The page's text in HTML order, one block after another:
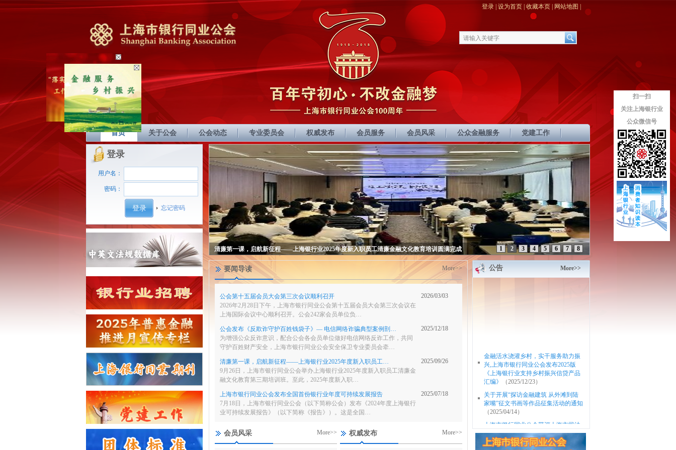
扫一扫
关注上海银行业
公众微信号
登录 设为首页 收藏本页 网站地图
首页 关于公会 公会动态 专业委员会 权威发布 会员服务 会员风采 公众金融服务 党建工作
登录
用户名：
密码：
忘记密码
清廉第一课，启航新征程——上海银行业2025年度新入职员工清廉金融文化教育培训圆满完成 1 2 3 4 5 6 7 8
要闻导读 More>>
公会第十五届会员大会第三次会议顺利召开
2026年2月28日下午，上海市银行同业公会第十五届会员大会第三次会议在
上海国际会议中心顺利召开。公会242家会员单位负…
2026/03/03
公会发布《反欺诈守护百姓钱袋子》— 电信网络诈骗典型案例剖…
为增强公众反诈意识，配合公会各会员单位做好电信网络反诈工作，共同
守护百姓财产安全，上海市银行同业公会安全保卫专业委员会牵…
2025/12/18
清廉第一课，启航新征程——上海银行业2025年度新入职员工…
9月26日，上海市银行同业公会举办上海银行业2025年度新入职员工清廉金
融文化教育第三期培训班。至此，2025年度新入职…
2025/09/26
上海市银行同业公会发布全国首份银行业年度可持续发展报告
7月18日，上海市银行同业公会（以下简称公会）发布《2024年度上海银行
业可持续发展报告》（以下简称《报告》）。这是全国…
2025/07/18
会员风采 More>> 权威发布 More>>
公告 More>>
兴,上海市银行同业公会发布2025版
《上海银行业支持乡村振兴信贷产品
汇编》（2025/12/23）
家嘴”征文书画等作品征集活动的通知
（2025/04/14）
局“2024年度市政府基层立法联系点工
作优秀集体”（2025/04/07）